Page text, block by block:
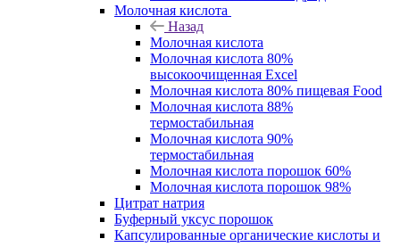
Молочная кислота
Назад
Молочная кислота
Молочная кислота 80%
высокоочищенная Excel
Молочная кислота 80% пищевая Food
Молочная кислота 88%
термостабильная
Молочная кислота 90%
термостабильная
Молочная кислота порошок 60%
Молочная кислота порошок 98%
Цитрат натрия
Буферный уксус порошок
Капсулированные органические кислоты и